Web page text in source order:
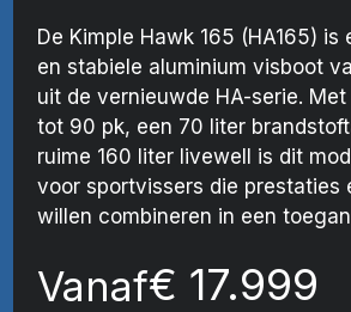
De Kimple Hawk 165 (HA165) is
en stabiele aluminium visboot
uit de vernieuwde HA-serie.
tot 90 pk, een 70 liter
ruime 160 liter livewell is dit
voor sportvissers die prestaties
willen combineren in een
Vanaf€ 17.999